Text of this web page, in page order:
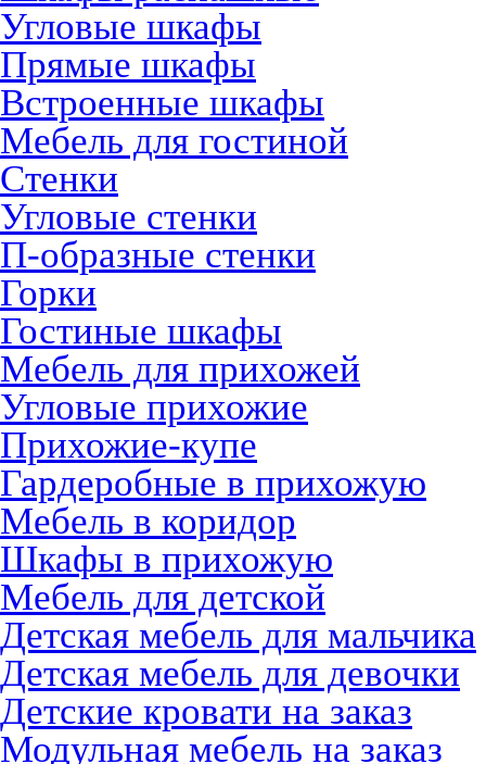
Угловые шкафы
Прямые шкафы
Встроенные шкафы
Мебель для гостиной
Стенки
Угловые стенки
П-образные стенки
Горки
Гостиные шкафы
Мебель для прихожей
Угловые прихожие
Прихожие-купе
Гардеробные в прихожую
Мебель в коридор
Шкафы в прихожую
Мебель для детской
Детская мебель для мальчика
Детская мебель для девочки
Детские кровати на заказ
Модульная мебель на заказ